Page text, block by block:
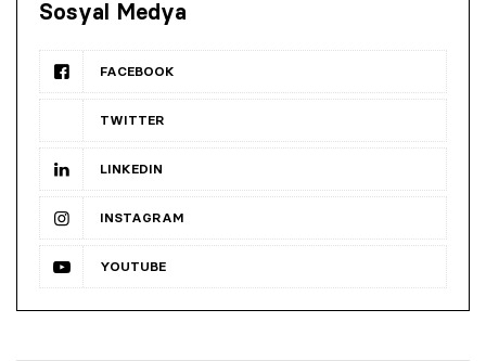
Sosyal Medya
FACEBOOK
TWITTER
LINKEDIN
INSTAGRAM
YOUTUBE